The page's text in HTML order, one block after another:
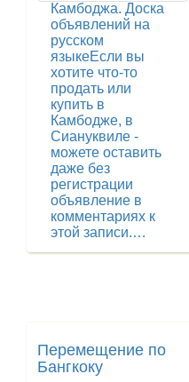
Камбоджа. Доска
объявлений на
русском
языкеЕсли вы
хотите что-то
продать или
купить в
Камбодже, в
Сиануквиле -
можете оставить
даже без
регистрации
объявление в
комментариях к
этой записи.…
Перемещение по
Бангкоку